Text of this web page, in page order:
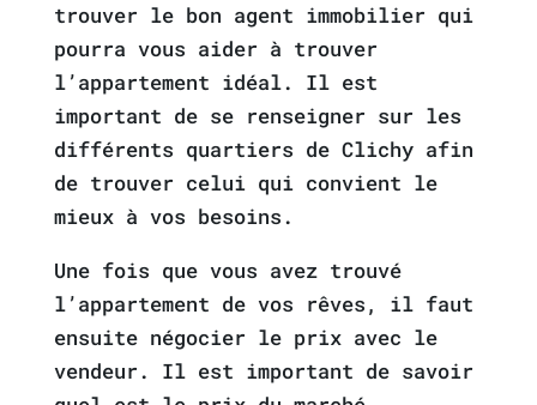
trouver le bon agent immobilier qui
pourra vous aider à trouver
l’appartement idéal. Il est
important de se renseigner sur les
différents quartiers de Clichy afin
de trouver celui qui convient le
mieux à vos besoins.
Une fois que vous avez trouvé
l’appartement de vos rêves, il faut
ensuite négocier le prix avec le
vendeur. Il est important de savoir